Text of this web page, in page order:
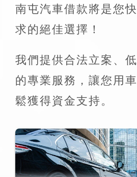
南屯汽車借款將是您
求的絕佳選擇！
我們提供合法立案、
的專業服務，讓您用
鬆獲得資金支持。